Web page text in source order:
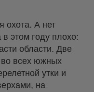
охота. А нет
этом году плохо:
области. Две
во всех южных
утки и
на